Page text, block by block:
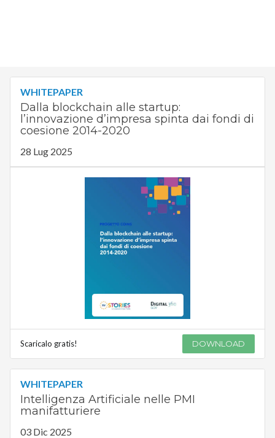
WHITEPAPER
Dalla blockchain alle startup:
l’innovazione d’impresa spinta dai fondi di
coesione 2014-2020
28 Lug 2025
Scaricalo gratis! DOWNLOAD
WHITEPAPER
Intelligenza Artificiale nelle PMI
manifatturiere
03 Dic 2025